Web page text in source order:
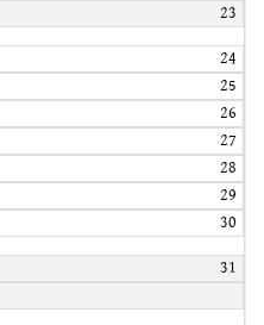
23
24
25
26
27
28
29
30
31